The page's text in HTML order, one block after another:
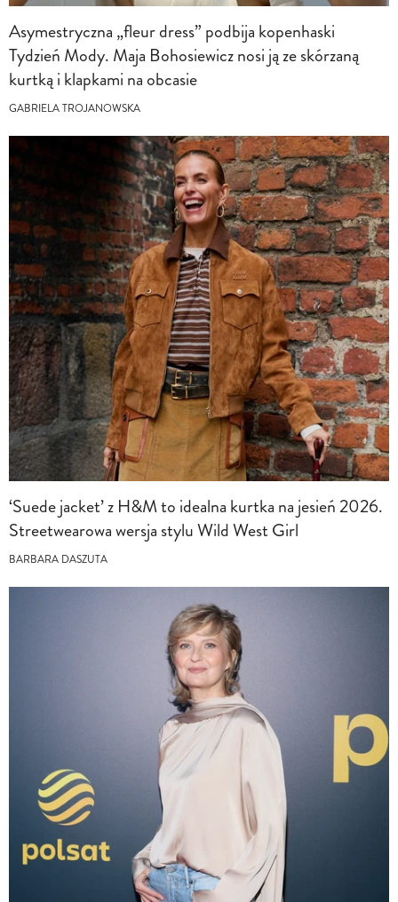
Asymestryczna „fleur dress” podbija kopenhaski
Tydzień Mody. Maja Bohosiewicz nosi ją ze skórzaną
kurtką i klapkami na obcasie
GABRIELA TROJANOWSKA
‘Suede jacket’ z H&M to idealna kurtka na jesień 2026.
Streetwearowa wersja stylu Wild West Girl
BARBARA DASZUTA